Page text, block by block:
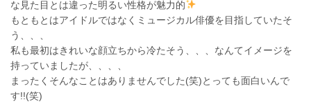
な見た目とは違った明るい性格が魅力的
もともとはアイドルではなくミュージカル俳優を目指していたそ
う、、、
私も最初はきれいな顔立ちから冷たそう、、、なんてイメージを
持っていましたが、、、、
まったくそんなことはありませんでした(笑)とっても面白いんで
す!!(笑)